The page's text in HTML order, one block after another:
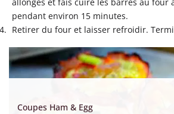
pendant environ 15 minutes.
Retirer du four et laisser refroidir.
Coupes Ham & Egg